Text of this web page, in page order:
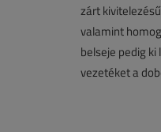
zárt
valamint
belseje pedig
vezetéket a